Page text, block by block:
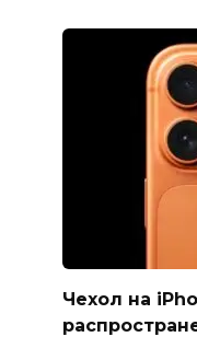
Чехол на